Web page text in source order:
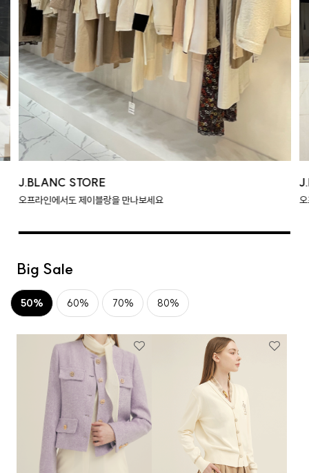
J.BLANC STORE
오프라인에서도 제이블랑을 만나보세요
Big Sale
50% 60% 70% 80%